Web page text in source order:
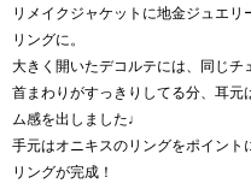
リメイクジャケットに地金ジュエ
リングに。
大きく開いたデコルテには、同じチ
首まわりがすっきりしてる分、耳
ム感を出しました♩
手元はオニキスのリングをポイント
リングが完成！